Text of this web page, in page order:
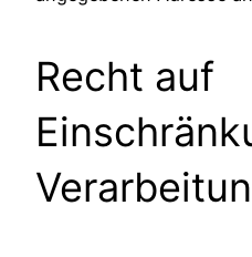
Recht auf